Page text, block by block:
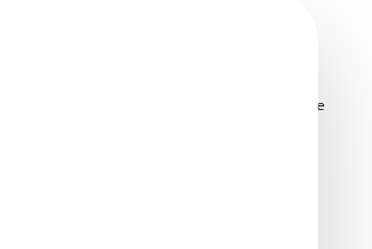
be at
2023 with the
de
de
Share